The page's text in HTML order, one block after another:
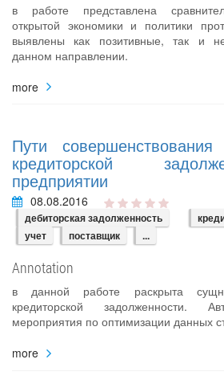
в работе представлена
открытой экономики и политики
выявлены как позитивные, так и
данном направлении.
more
Пути
кредиторской
предприятии
08.08.2016
дебиторская задолженность
учет
поставщик ...
Annotation
в данной работе раскрыта
кредиторской задолженности.
мероприятия по оптимизации данных
more